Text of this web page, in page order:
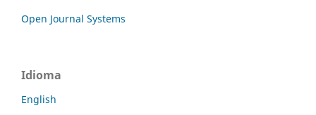
Open Journal Systems
Idioma
English